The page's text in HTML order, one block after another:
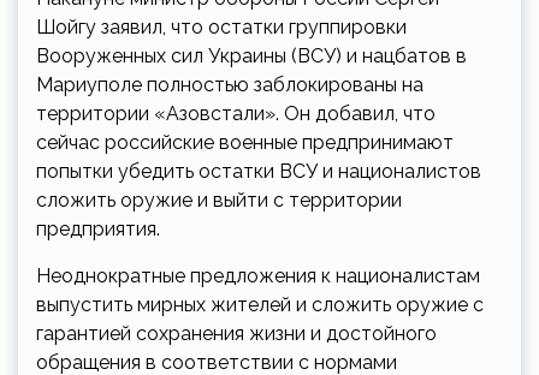
Шойгу заявил, что остатки группировки
Вооруженных сил Украины (ВСУ) и нацбатов в
Мариуполе полностью заблокированы на
территории «Азовстали». Он добавил, что
сейчас российские военные предпринимают
попытки убедить остатки ВСУ и националистов
сложить оружие и выйти с территории
предприятия.
Неоднократные предложения к националистам
выпустить мирных жителей и сложить оружие с
гарантией сохранения жизни и достойного
обращения в соответствии с нормами